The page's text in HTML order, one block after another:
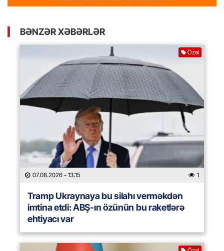
BƏNZƏR XƏBƏRLƏR
Özəl
07.08.2026 - 13:15 1
Tramp Ukraynaya bu silahı verməkdən
imtina etdi: ABŞ-ın özünün bu raketlərə
ehtiyacı var